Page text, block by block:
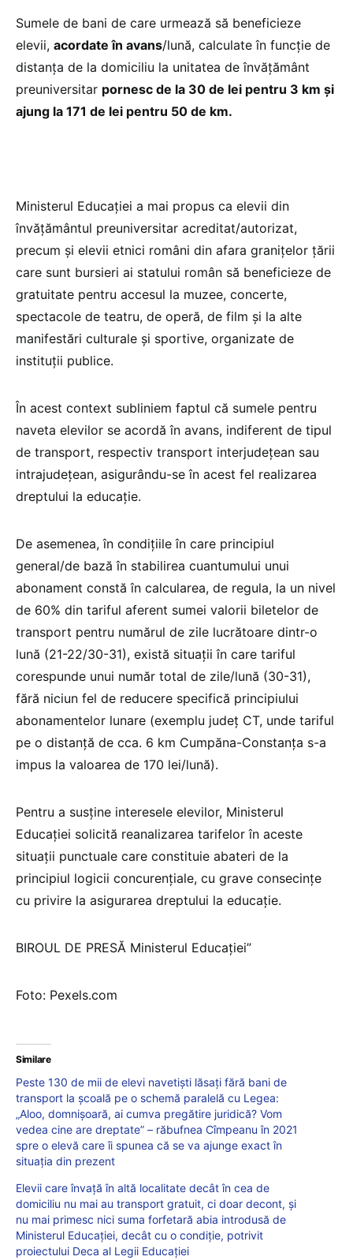
Sumele de bani de care urmează să beneficieze
elevii, acordate în avans/lună, calculate în funcție de
distanța de la domiciliu la unitatea de învățământ
preuniversitar pornesc de la 30 de lei pentru 3 km și
ajung la 171 de lei pentru 50 de km.
Ministerul Educației a mai propus ca elevii din
învățământul preuniversitar acreditat/autorizat,
precum și elevii etnici români din afara granițelor țării
care sunt bursieri ai statului român să beneficieze de
gratuitate pentru accesul la muzee, concerte,
spectacole de teatru, de operă, de film și la alte
manifestări culturale și sportive, organizate de
instituții publice.
În acest context subliniem faptul că sumele pentru
naveta elevilor se acordă în avans, indiferent de tipul
de transport, respectiv transport interjudețean sau
intrajudețean, asigurându-se în acest fel realizarea
dreptului la educație.
De asemenea, în condițiile în care principiul
general/de bază în stabilirea cuantumului unui
abonament constă în calcularea, de regula, la un nivel
de 60% din tariful aferent sumei valorii biletelor de
transport pentru numărul de zile lucrătoare dintr-o
lună (21-22/30-31), există situații în care tariful
corespunde unui număr total de zile/lună (30-31),
fără niciun fel de reducere specifică principiului
abonamentelor lunare (exemplu județ CT, unde tariful
pe o distanță de cca. 6 km Cumpăna-Constanța s-a
impus la valoarea de 170 lei/lună).
Pentru a susține interesele elevilor, Ministerul
Educației solicită reanalizarea tarifelor în aceste
situații punctuale care constituie abateri de la
principiul logicii concurențiale, cu grave consecințe
cu privire la asigurarea dreptului la educație.
BIROUL DE PRESĂ Ministerul Educației”
Foto: Pexels.com
Similare
Peste 130 de mii de elevi navetiști lăsați fără bani de
transport la școală pe o schemă paralelă cu Legea:
„Aloo, domnișoară, ai cumva pregătire juridică? Vom
vedea cine are dreptate” – răbufnea Cîmpeanu în 2021
spre o elevă care îi spunea că se va ajunge exact în
situația din prezent
Elevii care învață în altă localitate decât în cea de
domiciliu nu mai au transport gratuit, ci doar decont, și
nu mai primesc nici suma forfetară abia introdusă de
Ministerul Educației, decât cu o condiție, potrivit
proiectului Deca al Legii Educației